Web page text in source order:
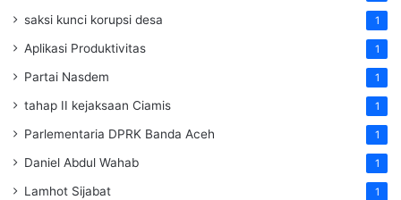
saksi kunci korupsi desa 1
Aplikasi Produktivitas 1
Partai Nasdem 1
tahap II kejaksaan Ciamis 1
Parlementaria DPRK Banda Aceh 1
Daniel Abdul Wahab 1
Lamhot Sijabat 1